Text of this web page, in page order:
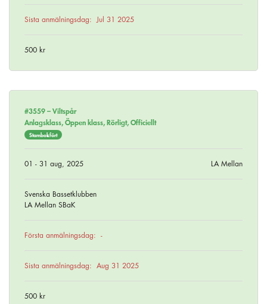
Sista anmälningsdag:Jul 31 2025
500 kr
#3559 –Viltspår
Anlagsklass, Öppen klass, Rörligt, Officiellt
Stambokfört
01 - 31 aug, 2025 LA Mellan
Svenska Bassetklubben
LA Mellan SBaK
Första anmälningsdag: -
Sista anmälningsdag: Aug 31 2025
500 kr